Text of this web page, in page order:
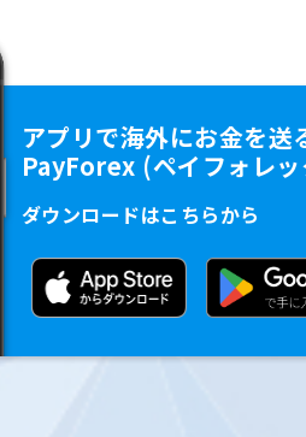
アプリで海外にお金を送
PayForex (ペイフォレッ
ダウンロードはこちらから